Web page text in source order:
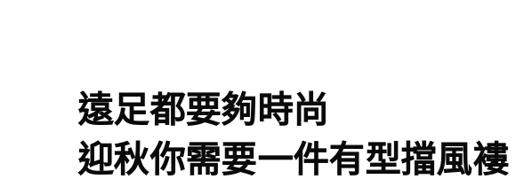
遠足都要夠時尚
迎秋你需要一件有型擋風褸